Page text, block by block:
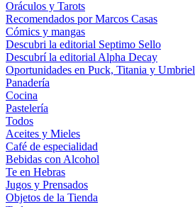
Oráculos y Tarots
Recomendados por Marcos Casas
Cómics y mangas
Descubri la editorial Septimo Sello
Descubrí la editorial Alpha Decay
Oportunidades en Puck, Titania y Umbriel
Panadería
Cocina
Pastelería
Todos
Aceites y Mieles
Café de especialidad
Bebidas con Alcohol
Te en Hebras
Jugos y Prensados
Objetos de la Tienda